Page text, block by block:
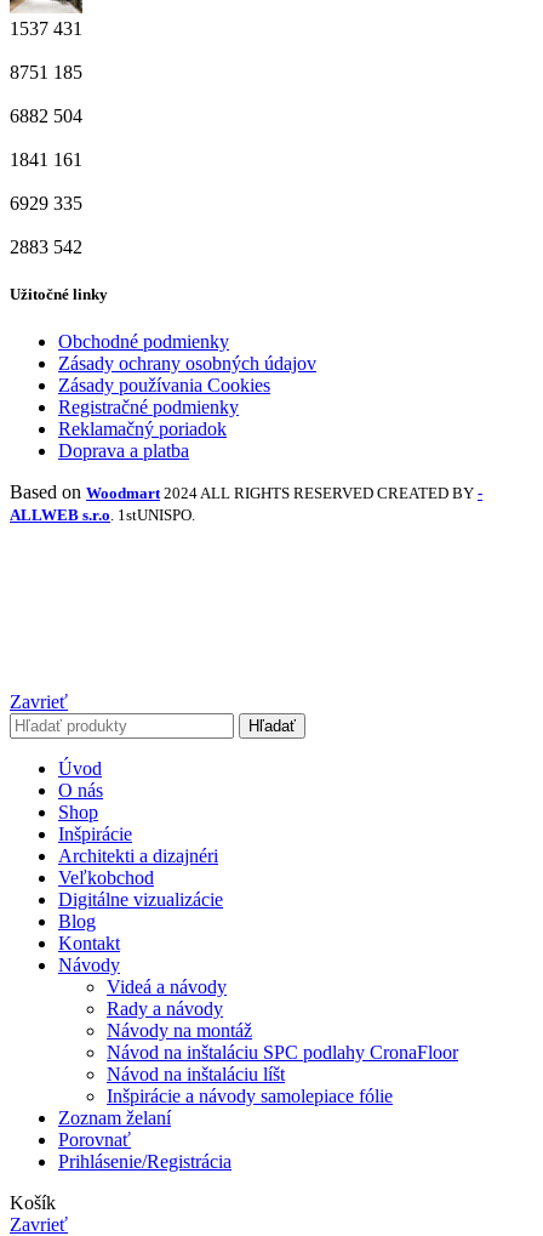
1537 431
8751 185
6882 504
1841 161
6929 335
2883 542
Užitočné linky
Obchodné podmienky
Zásady ochrany osobných údajov
Zásady používania Cookies
Registračné podmienky
Reklamačný poriadok
Doprava a platba
Based on Woodmart 2024 ALL RIGHTS RESERVED CREATED BY -
ALLWEB s.r.o. 1stUNISPO.
Zavrieť
Hľadať
Úvod
O nás
Shop
Inšpirácie
Architekti a dizajnéri
Veľkobchod
Digitálne vizualizácie
Blog
Kontakt
Návody
Videá a návody
Rady a návody
Návody na montáž
Návod na inštaláciu SPC podlahy CronaFloor
Návod na inštaláciu líšt
Inšpirácie a návody samolepiace fólie
Zoznam želaní
Porovnať
Prihlásenie/Registrácia
Košík
Zavrieť